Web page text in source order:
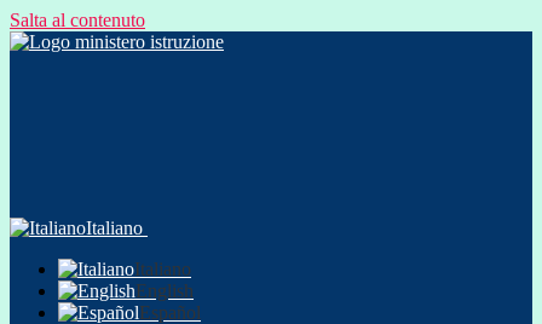
Salta al contenuto
Italiano
Italiano
English
Español